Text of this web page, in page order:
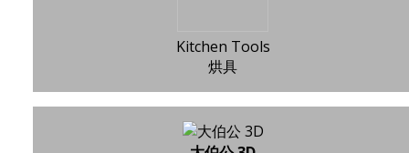
Kitchen Tools
烘具